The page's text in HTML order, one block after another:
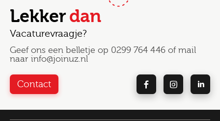
Lekkerdan
Vacaturevraagje?
Geef ons een belletje op 0299 764 446 of mail
naar info@joinuz.nl
Contact